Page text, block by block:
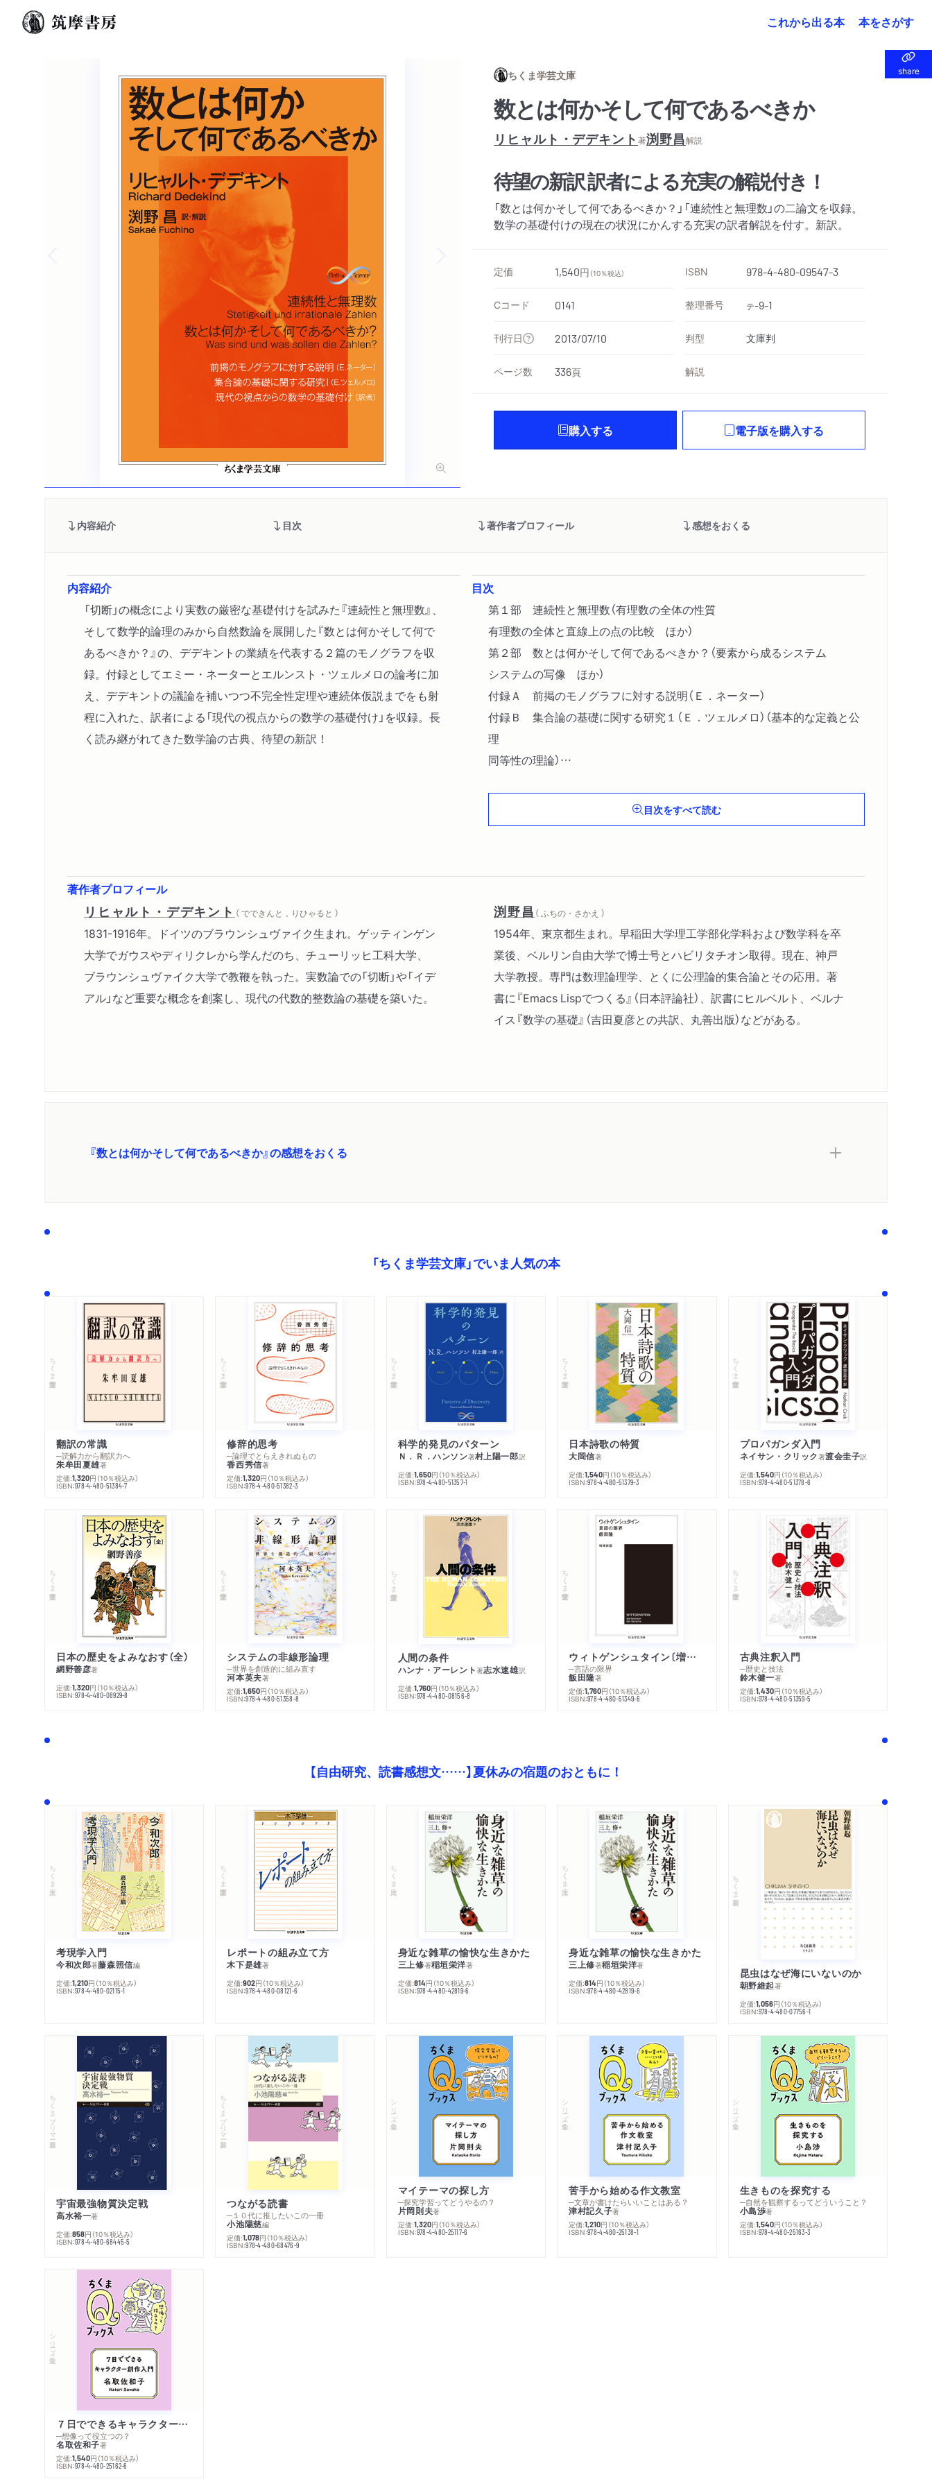
これから出る本 本をさがす
share
share
ちくま学芸文庫
数とは何かそして何であるべきか
リヒャルト・デデキント 著渕野昌解説
待望の新訳 訳者による充実の解説付き！
「数とは何かそして何であるべきか？」「連続性と無理数」の二論文を収録。
数学の基礎付けの現在の状況にかんする充実の訳者解説を付す。新訳。
定価 1,540円 （10％税込） ISBN 978-4-480-09547-3
Cコード 0141 整理番号 テ-9-1
刊行日 2013/07/10 判型 文庫判
ページ数 336頁 解説
購入する 電子版を購入する
内容紹介 目次 著作者プロフィール 感想をおくる
内容紹介
「切断」の概念により実数の厳密な基礎付けを試みた『連続性と無理数』、
そして数学的論理のみから自然数論を展開した『数とは何かそして何で
あるべきか？』の、デデキントの業績を代表する２篇のモノグラフを収
録。付録としてエミー・ネーターとエルンスト・ツェルメロの論考に加
え、デデキントの議論を補いつつ不完全性定理や連続体仮説までをも射
程に入れた、訳者による「現代の視点からの数学の基礎付け」を収録。長
く読み継がれてきた数学論の古典、待望の新訳！
目次
第１部 連続性と無理数（有理数の全体の性質
有理数の全体と直線上の点の比較 ほか）
第２部 数とは何かそして何であるべきか？（要素から成るシステム
システムの写像 ほか）
付録Ａ 前掲のモノグラフに対する説明（Ｅ．ネーター）
付録Ｂ 集合論の基礎に関する研究１（Ｅ．ツェルメロ）（基本的な定義と公
理
同等性の理論）
述語論理の論理式 ほか）
目次をすべて読む
著作者プロフィール
リヒャルト・デデキント （ でできんと，りひゃると ）
1831-1916年。ドイツのブラウンシュヴァイク生まれ。ゲッティンゲン
大学でガウスやディリクレから学んだのち、チューリッヒ工科大学、
ブラウンシュヴァイク大学で教鞭を執った。実数論での「切断」や「イデ
アル」など重要な概念を創案し、現代の代数的整数論の基礎を築いた。
渕野昌 （ ふちの・さかえ ）
1954年、東京都生まれ。早稲田大学理工学部化学科および数学科を卒
業後、ベルリン自由大学で博士号とハビリタチオン取得。現在、神戸
大学教授。専門は数理論理学、とくに公理論的集合論とその応用。著
書に『Emacs Lispでつくる』（日本評論社）、訳書にヒルベルト、ベルナ
イス『数学の基礎』（吉田夏彦との共訳、丸善出版）などがある。
『数とは何かそして何であるべきか』の感想をおくる
「ちくま学芸文庫」でいま人気の本
ちくま学芸文庫
翻訳の常識
─読解力から翻訳力へ
朱牟田夏雄著
定価:1,320円 （10％税込み）
ISBN:978-4-480-51384-7
ちくま学芸文庫
修辞的思考
─論理でとらえきれぬもの
香西秀信著
定価:1,320円 （10％税込み）
ISBN:978-4-480-51382-3
ちくま学芸文庫
科学的発見のパターン
Ｎ．Ｒ．ハンソン著村上陽一郎訳
定価:1,650円 （10％税込み）
ISBN:978-4-480-51357-1
ちくま学芸文庫
日本詩歌の特質
大岡信著
定価:1,540円 （10％税込み）
ISBN:978-4-480-51379-3
ちくま学芸文庫
プロパガンダ入門
ネイサン・クリック著渡会圭子訳
定価:1,540円 （10％税込み）
ISBN:978-4-480-51378-6
ちくま学芸文庫
日本の歴史をよみなおす（全）
網野善彦著
定価:1,320円 （10％税込み）
ISBN:978-4-480-08929-8
ちくま学芸文庫
システムの非線形論理
─世界を創造的に組み直す
河本英夫著
定価:1,650円 （10％税込み）
ISBN:978-4-480-51358-8
ちくま学芸文庫
人間の条件
ハンナ・アーレント著志水速雄訳
定価:1,760円 （10％税込み）
ISBN:978-4-480-08156-8
ちくま学芸文庫
ウィトゲンシュタイン〔増補新版〕
─言語の限界
飯田隆著
定価:1,760円 （10％税込み）
ISBN:978-4-480-51349-6
ちくま学芸文庫
古典注釈入門
─歴史と技法
鈴木健一著
定価:1,430円 （10％税込み）
ISBN:978-4-480-51359-5
【自由研究、読書感想文……】夏休みの宿題のおともに！
ちくま文庫
考現学入門
今和次郎著藤森照信編
定価:1,210円 （10％税込み）
ISBN:978-4-480-02115-1
ちくま学芸文庫
レポートの組み立て方
木下是雄著
定価:902円 （10％税込み）
ISBN:978-4-480-08121-6
ちくま文庫
身近な雑草の愉快な生きかた
三上修著稲垣栄洋著
定価:814円 （10％税込み）
ISBN:978-4-480-42819-6
ちくま文庫
身近な雑草の愉快な生きかた
三上修著稲垣栄洋著
定価:814円 （10％税込み）
ISBN:978-4-480-42819-6
ちくま新書
昆虫はなぜ海にいないのか
朝野維起著
定価:1,056円 （10％税込み）
ISBN:978-4-480-07756-1
ちくまプリマー新書
宇宙最強物質決定戦
高水裕一著
定価:858円 （10％税込み）
ISBN:978-4-480-68445-5
ちくまプリマー新書
つながる読書
─１０代に推したいこの一冊
小池陽慈編
定価:1,078円 （10％税込み）
ISBN:978-4-480-68476-9
シリーズ・全集
マイテーマの探し方
─探究学習ってどうやるの？
片岡則夫著
定価:1,320円 （10％税込み）
ISBN:978-4-480-25117-6
シリーズ・全集
苦手から始める作文教室
─文章が書けたらいいことはある？
津村記久子著
定価:1,210円 （10％税込み）
ISBN:978-4-480-25138-1
シリーズ・全集
生きものを探究する
─自然を観察するってどういうこと？
小島渉著
定価:1,540円 （10％税込み）
ISBN:978-4-480-25163-3
シリーズ・全集
７日でできるキャラクター創作入門
─想像って役立つの？
名取佐和子著
定価:1,540円 （10％税込み）
ISBN:978-4-480-25162-6